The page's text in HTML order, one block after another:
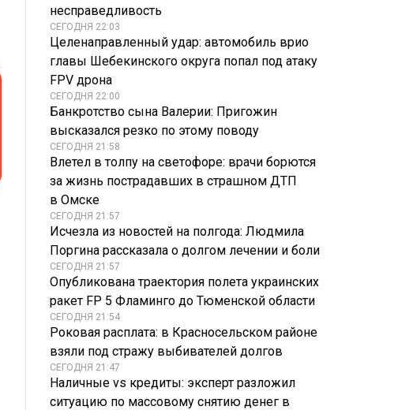
несправедливость
СЕГОДНЯ 22:03
Целенаправленный удар: автомобиль врио
главы Шебекинского округа попал под атаку
FPV дрона
СЕГОДНЯ 22:00
Банкротство сына Валерии: Пригожин
высказался резко по этому поводу
СЕГОДНЯ 21:58
Влетел в толпу на светофоре: врачи борются
за жизнь пострадавших в страшном ДТП
в Омске
СЕГОДНЯ 21:57
Исчезла из новостей на полгода: Людмила
Поргина рассказала о долгом лечении и боли
СЕГОДНЯ 21:57
Опубликована траектория полета украинских
ракет FP 5 Фламинго до Тюменской области
СЕГОДНЯ 21:54
Роковая расплата: в Красносельском районе
взяли под стражу выбивателей долгов
СЕГОДНЯ 21:47
Наличные vs кредиты: эксперт разложил
ситуацию по массовому снятию денег в